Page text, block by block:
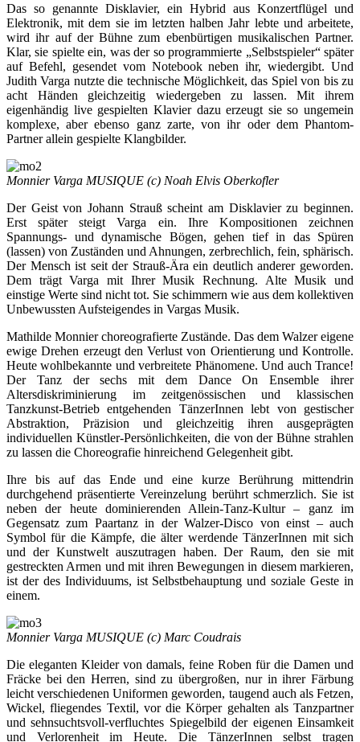
Das so genannte Disklavier, ein Hybrid aus Konzertflügel und
Elektronik, mit dem sie im letzten halben Jahr lebte und arbeitete,
wird ihr auf der Bühne zum ebenbürtigen musikalischen Partner.
Klar, sie spielte ein, was der so programmierte „Selbstspieler“ später
auf Befehl, gesendet vom Notebook neben ihr, wiedergibt. Und
Judith Varga nutzte die technische Möglichkeit, das Spiel von bis zu
acht Händen gleichzeitig wiedergeben zu lassen. Mit ihrem
eigenhändig live gespielten Klavier dazu erzeugt sie so ungemein
komplexe, aber ebenso ganz zarte, von ihr oder dem Phantom-
Partner allein gespielte Klangbilder.
Monnier Varga MUSIQUE (c) Noah Elvis Oberkofler
Der Geist von Johann Strauß scheint am Disklavier zu beginnen.
Erst später steigt Varga ein. Ihre Kompositionen zeichnen
Spannungs- und dynamische Bögen, gehen tief in das Spüren
(lassen) von Zuständen und Ahnungen, zerbrechlich, fein, sphärisch.
Der Mensch ist seit der Strauß-Ära ein deutlich anderer geworden.
Dem trägt Varga mit Ihrer Musik Rechnung. Alte Musik und
einstige Werte sind nicht tot. Sie schimmern wie aus dem kollektiven
Unbewussten Aufsteigendes in Vargas Musik.
Mathilde Monnier choreografierte Zustände. Das dem Walzer eigene
ewige Drehen erzeugt den Verlust von Orientierung und Kontrolle.
Heute wohlbekannte und verbreitete Phänomene. Und auch Trance!
Der Tanz der sechs mit dem Dance On Ensemble ihrer
Altersdiskriminierung im zeitgenössischen und klassischen
Tanzkunst-Betrieb entgehenden TänzerInnen lebt von gestischer
Abstraktion, Präzision und gleichzeitig ihren ausgeprägten
individuellen Künstler-Persönlichkeiten, die von der Bühne strahlen
zu lassen die Choreografie hinreichend Gelegenheit gibt.
Ihre bis auf das Ende und eine kurze Berührung mittendrin
durchgehend präsentierte Vereinzelung berührt schmerzlich. Sie ist
neben der heute dominierenden Allein-Tanz-Kultur – ganz im
Gegensatz zum Paartanz in der Walzer-Disco von einst – auch
Symbol für die Kämpfe, die älter werdende TänzerInnen mit sich
und der Kunstwelt auszutragen haben. Der Raum, den sie mit
gestreckten Armen und mit ihren Bewegungen in diesem markieren,
ist der des Individuums, ist Selbstbehauptung und soziale Geste in
einem.
Monnier Varga MUSIQUE (c) Marc Coudrais
Die eleganten Kleider von damals, feine Roben für die Damen und
Fräcke bei den Herren, sind zu übergroßen, nur in ihrer Färbung
leicht verschiedenen Uniformen geworden, taugend auch als Fetzen,
Wickel, fliegendes Textil, vor die Körper gehalten als Tanzpartner
und sehnsuchtsvoll-verfluchtes Spiegelbild der eigenen Einsamkeit
und Verlorenheit im Heute. Die TänzerInnen selbst tragen